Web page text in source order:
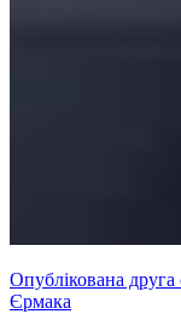
Опублікована друга
Єрмака